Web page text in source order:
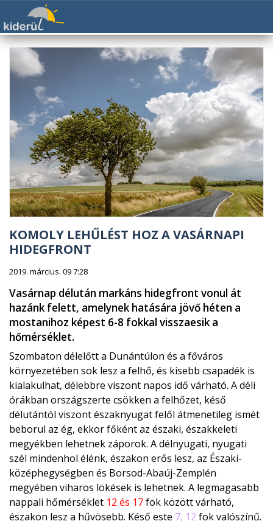
KOMOLY LEHŰLÉST HOZ A VASÁRNAPI
HIDEGFRONT
2019. március. 09 7:28
Vasárnap délután markáns hidegfront vonul át
hazánk felett, amelynek hatására jövő héten a
mostanihoz képest 6-8 fokkal visszaesik a
hőmérséklet.
Szombaton délelőtt a Dunántúlon és a főváros
környezetében sok lesz a felhő, és kisebb csapadék is
kialakulhat, délebbre viszont napos idő várható. A déli
órákban országszerte csökken a felhőzet, késő
délutántól viszont északnyugat felől átmenetileg ismét
beborul az ég, ekkor főként az északi, északkeleti
megyékben lehetnek záporok. A délnyugati, nyugati
szél mindenhol élénk, északon erős lesz, az Északi-
középhegységben és Borsod-Abaúj-Zemplén
megyében viharos lökések is lehetnek. A legmagasabb
nappali hőmérséklet 12 és 17fok között várható,
északon lesz a hűvösebb. Késő este 7, 12 fok valószínű.